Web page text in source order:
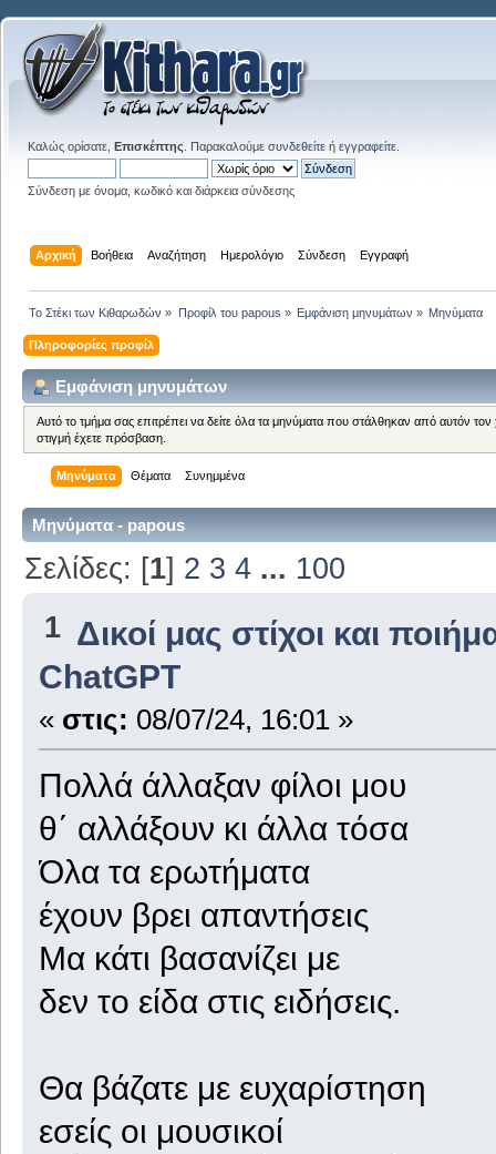
Καλώς ορίσατε, Επισκέπτης . Παρακαλούμε συνδεθείτε ή εγγραφείτε
Σύνδεση με όνομα, κωδικό και διάρκεια σύνδεσης
Αρχική Βοήθεια Αναζήτηση Ημερολόγιο Σύνδεση Εγγραφή
Το Στέκι των Κιθαρωδών » Προφίλ του papous » Εμφάνιση μηνυμάτων » Μηνύματα
Πληροφορίες προφίλ
Εμφάνιση μηνυμάτων
Αυτό το τμήμα σας επιτρέπει να δείτε όλα τα μηνύματα που στάλθηκαν από αυτόν
στιγμή έχετε πρόσβαση.
Μηνύματα Θέματα Συνημμένα
Μηνύματα - papous
Σελίδες: [1] 2 3 4 ... 100
1 Δικοί μας στίχοι και
ChatGPT
« στις: 08/07/24, 16:01 »
Πολλά άλλαξαν φίλοι μου
θ΄ αλλάξουν κι άλλα τόσα
Όλα τα ερωτήματα
έχουν βρει απαντήσεις
Μα κάτι βασανίζει με
δεν το είδα στις ειδήσεις.
Θα βάζατε με ευχαρίστηση
εσείς οι μουσικοί